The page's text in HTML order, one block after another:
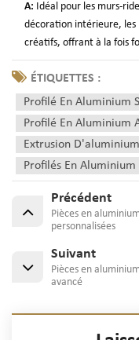
A: Idéal pour les murs-
décoration intérieure,
créatifs, offrant à la fois
ÉTIQUETTES :
Profilé En Aluminium
Profilé En Aluminium
Extrusion
Profilés En
Précédent
Pièces en
personnalisées
Suivant
Pièces en
avancé